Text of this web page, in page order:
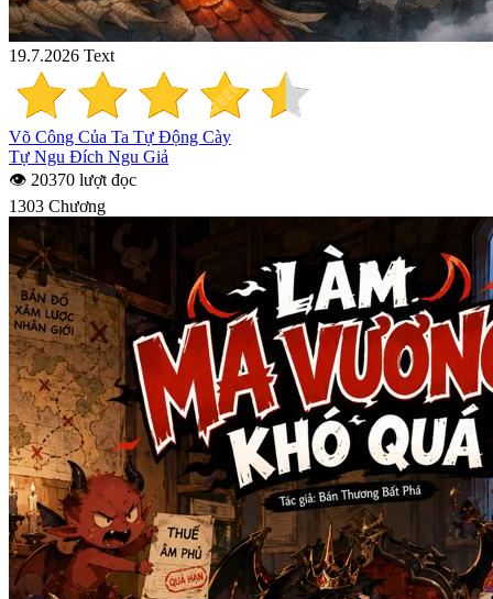
19.7.2026 Text
Võ Công Của Ta Tự Động Cày
Tự Ngu Đích Ngu Giả
👁 20370 lượt đọc
1303 Chương